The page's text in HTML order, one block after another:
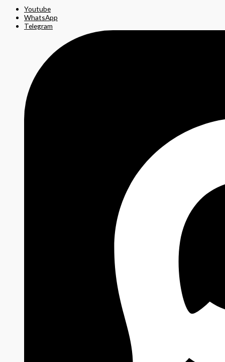
Youtube
WhatsApp
Telegram